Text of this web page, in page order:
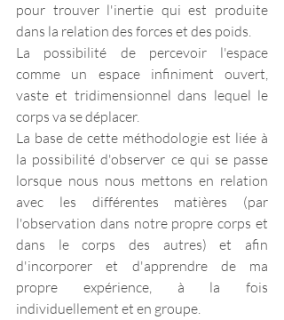
pour trouver l'inertie qui est produite
dans la relation des forces et des poids.
La possibilité de percevoir l'espace
comme un espace infiniment ouvert,
vaste et tridimensionnel dans lequel le
corps va se déplacer.
La base de cette méthodologie est liée à
la possibilité d'observer ce qui se passe
lorsque nous nous mettons en relation
avec les différentes matières (par
l'observation dans notre propre corps et
dans le corps des autres) et afin
d'incorporer et d'apprendre de ma
propre expérience, à la fois
individuellement et en groupe.